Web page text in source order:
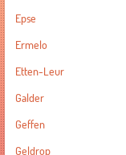
Epse
Ermelo
Etten-Leur
Galder
Geffen
Geldrop